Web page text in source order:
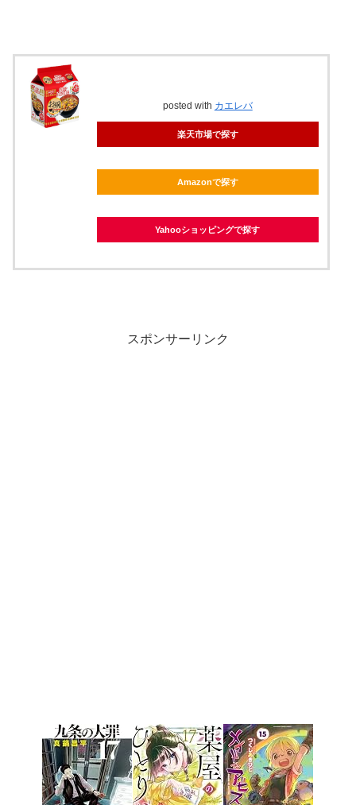
posted with カエレバ
楽天市場で探す
Amazonで探す
Yahooショッピングで探す
スポンサーリンク